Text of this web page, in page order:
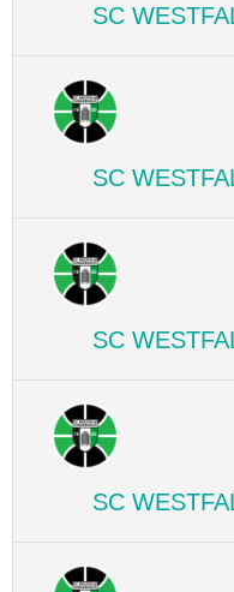
SC
SC
SC
SC